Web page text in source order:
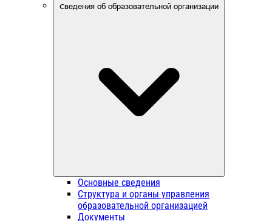
Сведения об образовательной организации
Основные сведения
Структура и органы управления
образовательной организацией
Документы